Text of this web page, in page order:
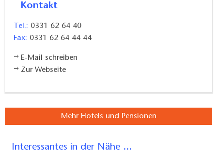
Kontakt
Tel.: 0331 62 64 40
Fax: 0331 62 64 44 44
E-Mail schreiben
Zur Webseite
Mehr Hotels und Pensionen
Interessantes in der Nähe ...